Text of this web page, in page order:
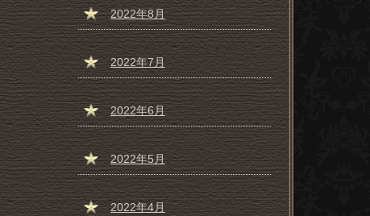
2022年8月
2022年7月
2022年6月
2022年5月
2022年4月